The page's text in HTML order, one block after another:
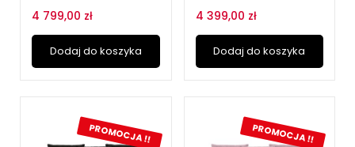
4 799,00 zł
Dodaj do koszyka
4 399,00 zł
Dodaj do koszyka
PROMOCJA !! PROMOCJA !!